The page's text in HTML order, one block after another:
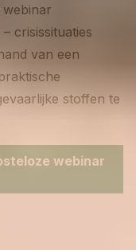
crisissituaties
van een
stoffen te
webinar